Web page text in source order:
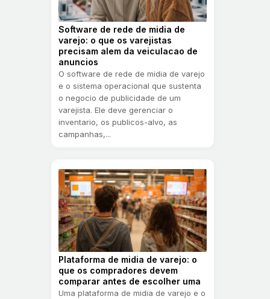
Software de rede de midia de
varejo: o que os varejistas
precisam alem da veiculacao de
anuncios
O software de rede de midia de varejo
e o sistema operacional que sustenta
o negocio de publicidade de um
varejista. Ele deve gerenciar o
inventario, os publicos-alvo, as
campanhas,...
Plataforma de midia de varejo: o
que os compradores devem
comparar antes de escolher uma
Uma plataforma de midia de varejo e o